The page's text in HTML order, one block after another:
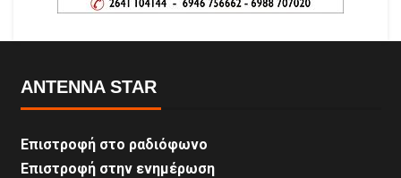
ANTENNA STAR
Επιστροφή στο ραδιόφωνο
Επιστροφή στην ενημέρωση